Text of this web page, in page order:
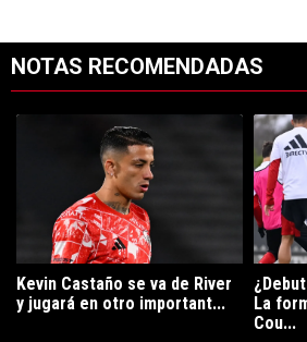
NOTAS RECOMENDADAS
Un artículo de tendencia con el título
Kevin Castaño se va de River
y jugará en otro important...
Un
La
Cou...